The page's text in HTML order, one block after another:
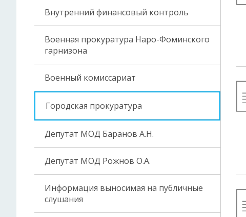
Внутренний финансовый контроль
Военная прокуратура Наро-Фоминского
гарнизона
Военный комиссариат
Городская прокуратура
Депутат МОД Баранов А.Н.
Депутат МОД Рожнов О.А.
Информация выносимая на публичные
слушания